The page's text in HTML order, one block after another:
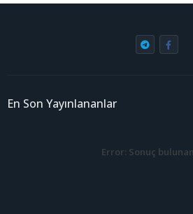
En Son Yayınlananlar
Error: Sonuç